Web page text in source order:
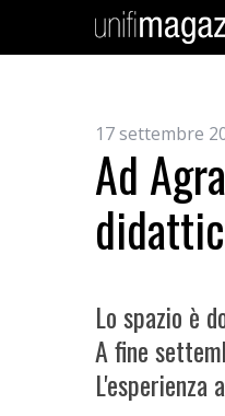
17 settembre
Ad
Lo spazio è
A fine